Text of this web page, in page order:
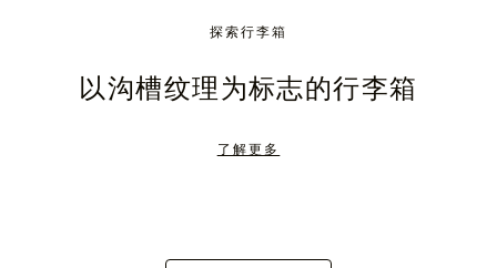
探索行李箱
以沟槽纹理为标志的行李箱
了解更多